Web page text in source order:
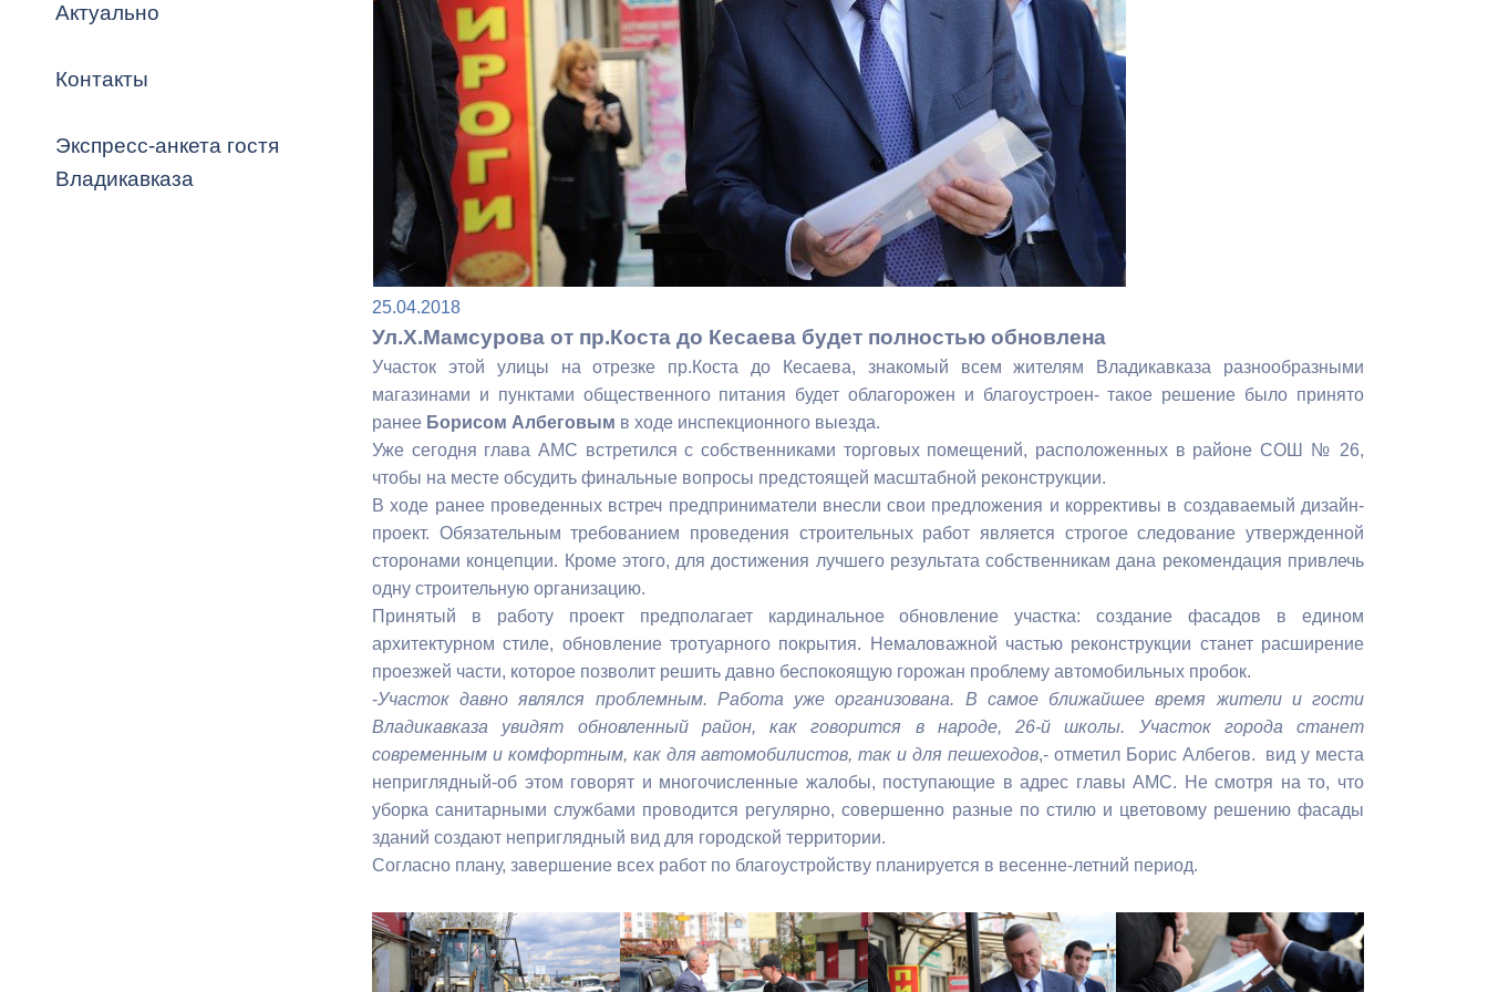
Владикавказ
Распоряжения, постановления Кадровая политика Противодействие коррупции
ОРВ и экспертиза НПА Контактная информация Градостроительная деятельность
Оценка деятельности органов
местного самоуправления
Списки граждан, состоящих на
учете в качестве нуждающихся в
улучшении жилищных условий по
г. Владикавказ
Формирование комфортной
городской среды
Бюджет для граждан
Пространственные сведения
Открытые данные
документов стратегического
планирования
чрезвычайных ситуациях
Незаконное строительство
Информация о результатах
проверок
Порядок обжалования решений и
действий органов местного
самоуправления
органа
Бесплатная юридическая помощь
Муниципальный контроль Выборы 2026
Актуально
Контакты
Экспресс-анкета гостя
Владикавказа
25.04.2018
Ул.Х.Мамсурова от пр.Коста до Кесаева будет полностью обновлена
Участок этой улицы на отрезке пр.Коста до Кесаева, знакомый всем жителям Владикавказа разнообразными
магазинами и пунктами общественного питания будет облагорожен и благоустроен- такое решение было принято
ранее Борисом Албеговым в ходе инспекционного выезда.
Уже сегодня глава АМС встретился с собственниками торговых помещений, расположенных в районе СОШ № 26,
чтобы на месте обсудить финальные вопросы предстоящей масштабной реконструкции.
В ходе ранее проведенных встреч предприниматели внесли свои предложения и коррективы в создаваемый дизайн-
проект. Обязательным требованием проведения строительных работ является строгое следование утвержденной
сторонами концепции. Кроме этого, для достижения лучшего результата собственникам дана рекомендация привлечь
одну строительную организацию.
Принятый в работу проект предполагает кардинальное обновление участка: создание фасадов в едином
архитектурном стиле, обновление тротуарного покрытия. Немаловажной частью реконструкции станет расширение
проезжей части, которое позволит решить давно беспокоящую горожан проблему автомобильных пробок.
-Участок давно являлся проблемным. Работа уже организована. В самое ближайшее время жители и гости
Владикавказа увидят обновленный район, как говорится в народе, 26-й школы. Участок города станет
современным и комфортным, как для автомобилистов, так и для пешеходов,- отметил Борис Албегов. вид у места
неприглядный-об этом говорят и многочисленные жалобы, поступающие в адрес главы АМС. Не смотря на то, что
уборка санитарными службами проводится регулярно, совершенно разные по стилю и цветовому решению фасады
зданий создают неприглядный вид для городской территории.
Согласно плану, завершение всех работ по благоустройству планируется в весенне-летний период.